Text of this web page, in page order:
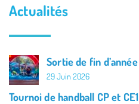
Actualités
Sortie de fin d’année
29 Juin 2026
Tournoi de handball CP et CE1